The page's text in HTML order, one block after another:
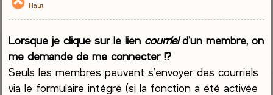
Haut
Lorsque je clique sur le lien courrield’un membre, on
me demande de me connecter !?
Seuls les membres peuvent s’envoyer des courriels
via le formulaire intégré (si la fonction a été activée